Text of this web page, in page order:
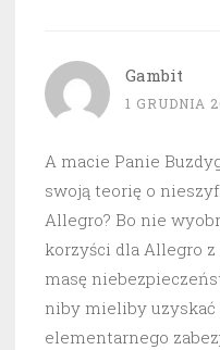
Gambit
1 GRUDNIA
A macie Panie
swoją teorię o
Allegro? Bo nie
korzyści dla Allegro
masę
niby mieliby uzyskać
elementarnego